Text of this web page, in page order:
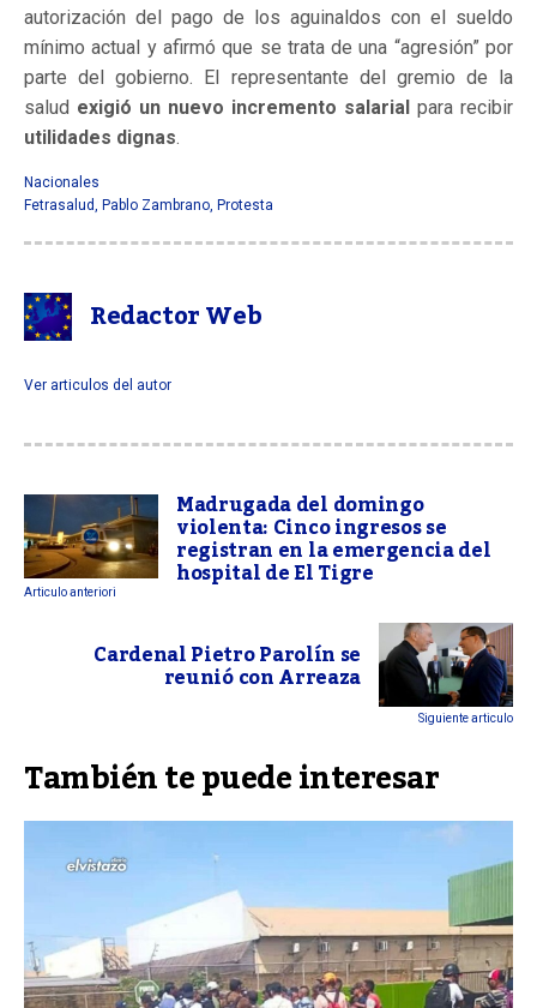
autorización del pago de los aguinaldos con el sueldo
mínimo actual y afirmó que se trata de una “agresión” por
parte del gobierno. El representante del gremio de la
salud exigió un nuevo incremento salarial para recibir
utilidades dignas.
Nacionales
Fetrasalud Pablo Zambrano Protesta
Redactor Web
Ver articulos del autor
Madrugada del domingo
violenta: Cinco ingresos se
registran en la emergencia del
hospital de El Tigre
Articulo anteriori
Cardenal Pietro Parolín se
reunió con Arreaza
Siguiente articulo
También te puede interesar